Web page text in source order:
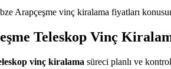
Arapçeşme vinç kiralama fiyatları
Teleskop Vinç
vinç kiralama süreci planlı ve